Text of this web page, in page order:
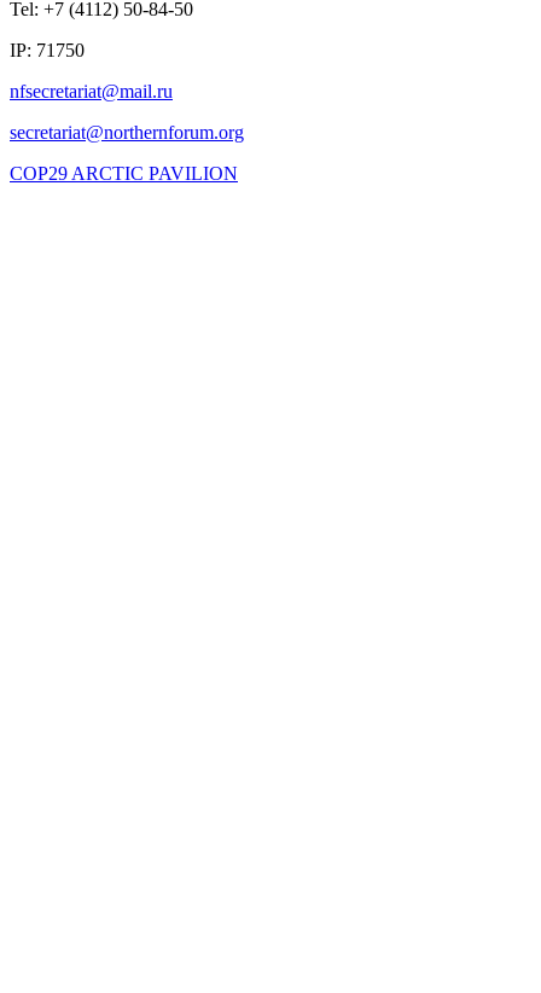
Tel: +7 (4112) 50-84-50
IP: 71750
COP29 ARCTIC PAVILION